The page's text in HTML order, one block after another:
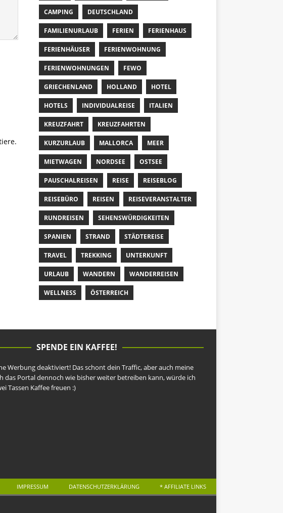
CAMPING DEUTSCHLAND
FAMILIENURLAUB FERIEN FERIENHAUS
FERIENHÄUSER FERIENWOHNUNG
FERIENWOHNUNGEN FEWO
GRIECHENLAND HOLLAND HOTEL
HOTELS INDIVIDUALREISE ITALIEN
KREUZFAHRT KREUZFAHRTEN
KURZURLAUB MALLORCA MEER
MIETWAGEN NORDSEE OSTSEE
PAUSCHALREISEN REISE REISEBLOG
REISEBÜRO REISEN REISEVERANSTALTER
RUNDREISEN SEHENSWÜRDIGKEITEN
SPANIEN STRAND STÄDTEREISE
TRAVEL TREKKING UNTERKUNFT
URLAUB WANDERN WANDERREISEN
WELLNESS ÖSTERREICH
SPENDE EIN KAFFEE!
Werbung deaktiviert! Das schont dein Traffic, aber auch meine
das Portal dennoch wie bisher weiter betreiben kann, würde ich
Tassen Kaffee freuen :)
IMPRESSUM DATENSCHUTZERKLÄRUNG * AFFILIATE LINKS